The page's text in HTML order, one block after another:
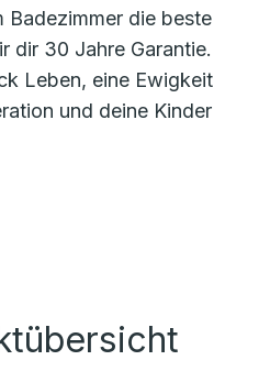
Badezimmer die beste
dir 30 Jahre Garantie.
Leben, eine Ewigkeit
und deine Kinder